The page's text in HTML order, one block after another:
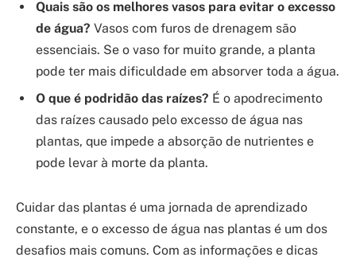
Quais são os melhores vasos para evitar o excesso
de água? Vasos com furos de drenagem são
essenciais. Se o vaso for muito grande, a planta
pode ter mais dificuldade em absorver toda a água.
O que é podridão das raízes? É o apodrecimento
das raízes causado pelo excesso de água nas
plantas, que impede a absorção de nutrientes e
pode levar à morte da planta.
Cuidar das plantas é uma jornada de aprendizado
constante, e o excesso de água nas plantas é um dos
desafios mais comuns. Com as informações e dicas